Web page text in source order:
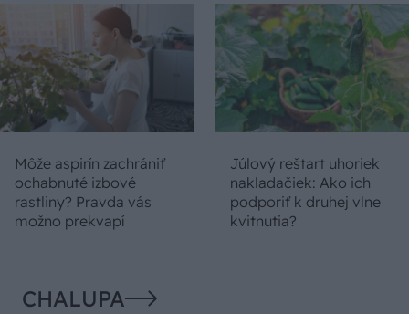
Môže aspirín zachrániť
ochabnuté izbové
rastliny? Pravda vás
možno prekvapí
Júlový reštart uhoriek
nakladačiek: Ako ich
podporiť k druhej vlne
kvitnutia?
CHALUPA